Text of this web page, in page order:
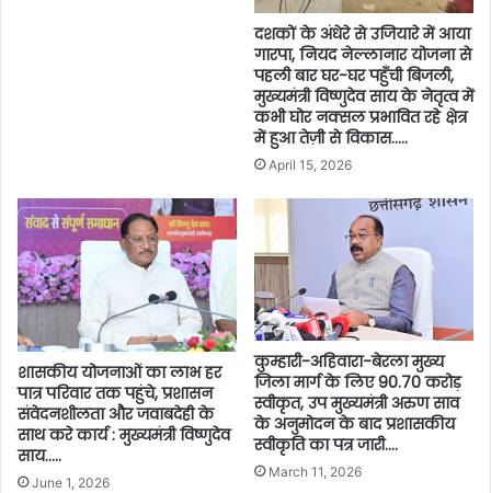
दशकों के अंधेरे से उजियारे में आया
गारपा, नियद नेल्लानार योजना से
पहली बार घर-घर पहुँची बिजली,
मुख्यमंत्री विष्णुदेव साय के नेतृत्व में
कभी घोर नक्सल प्रभावित रहे क्षेत्र
में हुआ तेज़ी से विकास…..
April 15, 2026
शासकीय योजनाओं का लाभ हर
पात्र परिवार तक पहुंचे, प्रशासन
संवेदनशीलता और जवाबदेही के
साथ करे कार्य : मुख्यमंत्री विष्णुदेव
साय…..
June 1, 2026
कुम्हारी-अहिवारा-बेरला मुख्य
जिला मार्ग के लिए 90.70 करोड़
स्वीकृत, उप मुख्यमंत्री अरुण साव
के अनुमोदन के बाद प्रशासकीय
स्वीकृति का पत्र जारी….
March 11, 2026